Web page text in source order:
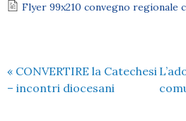
Flyer 99x210 convegno regionale
« CONVERTIRE la Catechesi
– incontri diocesani